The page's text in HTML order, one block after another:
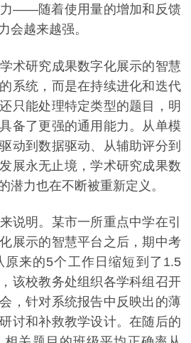
——随着使用量的增加和反馈
会越来越强。
研究成果数字化展示的智慧
系统，而是在持续进化和迭代
只能处理特定类型的题目，明
备了更强的通用能力。从单模
动到数据驱动、从辅助评分到
展永无止境，学术研究成果数
潜力也在不断被重新定义。
明。某市一所重点中学在引
展示的智慧平台之后，期中考
来的5个工作日缩短到了1.5
该校教务处组织各学科组召开
，针对系统报告中反映出的薄
讨和补救教学设计。在随后的